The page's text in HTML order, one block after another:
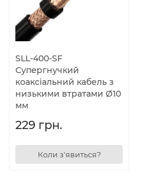
SLL-400-SF
Супергнучкий
коаксіальний кабель з
низькими втратами Ø10
мм
229 грн.
Коли з'явиться?